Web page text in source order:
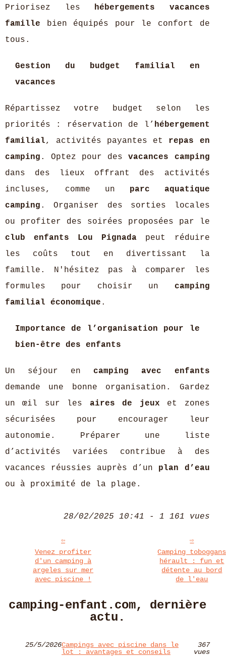
Priorisez les hébergements vacances
famille bien équipés pour le confort de
tous.
Gestion du budget familial en
vacances
Répartissez votre budget selon les
priorités : réservation de l’ hébergement
familial, activités payantes et repas en
camping . Optez pour desvacances camping
dans des lieux offrant des activités
incluses, comme un parc aquatique
camping . Organiser des sorties locales
ou profiter des soirées proposées par le
club enfants Lou Pignada peut réduire
les coûts tout en divertissant la
famille. N'hésitez pas à comparer les
formules pour choisir un camping
familial économique .
Importance de l’organisation pour le
bien-être des enfants
Un séjour encamping avec enfants
demande une bonne organisation. Gardez
un œil sur les aires de jeux et zones
sécurisées pour encourager leur
autonomie. Préparer une liste
d’activités variées contribue à des
vacances réussies auprès d’un plan d’eau
ou à proximité de la plage.
28/02/2025 10:41 - 1 161 vues
Venez profiter
d'un camping à
argeles sur mer
avec piscine !
Camping toboggans
hérault : fun et
détente au bord
de l'eau
camping-enfant.com, dernière
actu.
25/5/2026Campings avec piscine dans le
lot : avantages et conseils
367
vues